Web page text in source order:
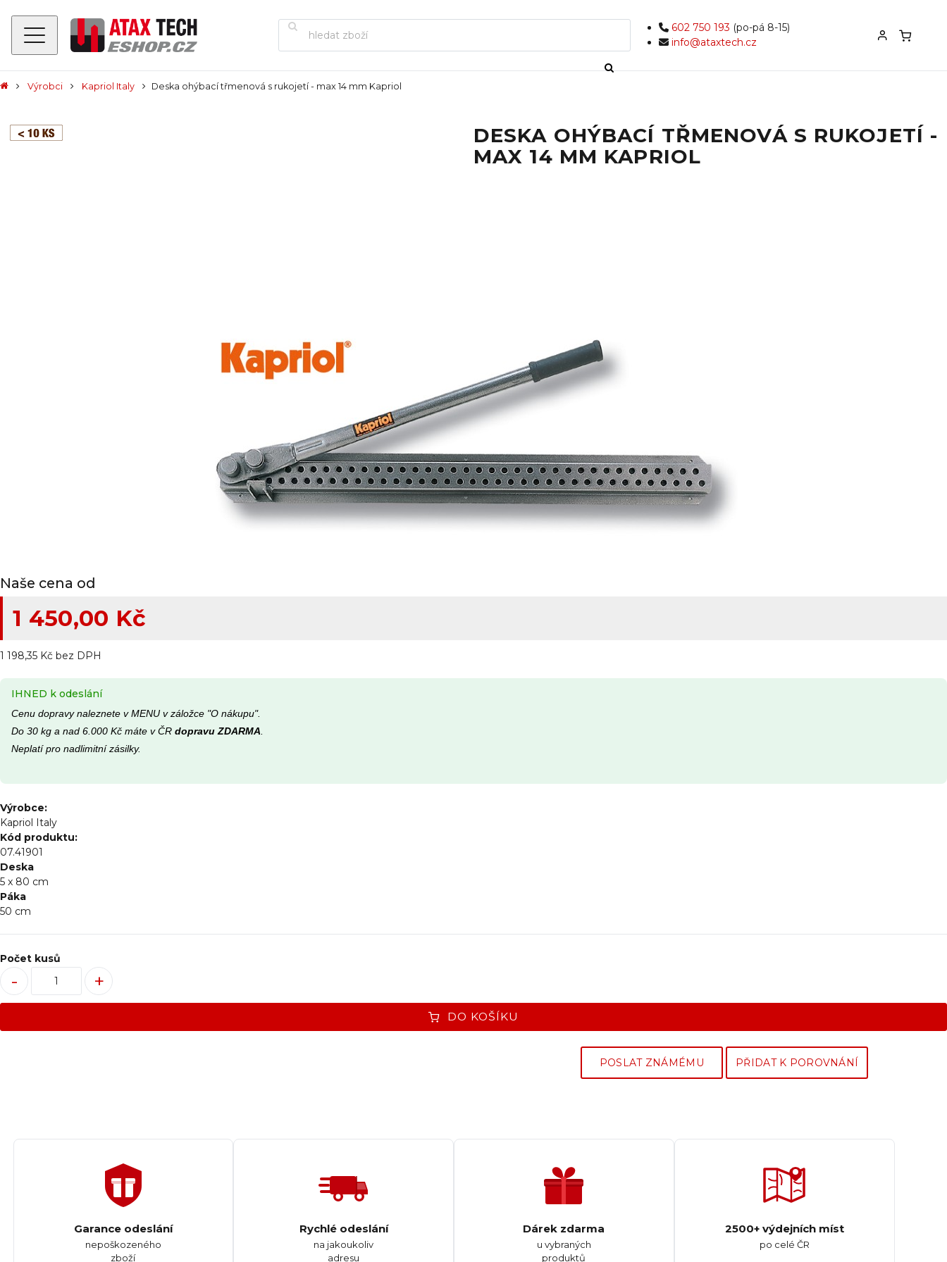
602 750 193 (po-pá 8-15)
info@ataxtech.cz
Výrobci Kapriol Italy Deska ohýbací třmenová s rukojetí - max 14 mm Kapriol
DESKA OHÝBACÍ TŘMENOVÁ S RUKOJETÍ -
MAX 14 MM KAPRIOL
Naše cena od
1 450,00 Kč
1 198,35 Kč bez DPH
IHNED k odeslání
Cenu dopravy naleznete v MENU v záložce "O nákupu".
Do 30 kg a nad 6.000 Kč máte v ČR dopravu ZDARMA
Neplatí pro nadlimitní zásilky.
Výrobce:
Kapriol Italy
Kód produktu:
07.41901
Deska
5 x 80 cm
Páka
50 cm
DO KOŠÍKU
Počet kusů
+
-
POSLAT ZNÁMÉMU PŘIDAT K POROVNÁNÍ
Garance odeslání
nepoškozeného
zboží
Rychlé odeslání
na jakoukoliv
adresu
Dárek zdarma
u vybraných
produktů
2500+ výdejních míst
po celé ČR